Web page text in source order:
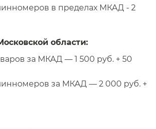
в пределах МКАД - 2
области:
за МКАД — 1 500 руб. + 50
за МКАД — 2 000 руб. +